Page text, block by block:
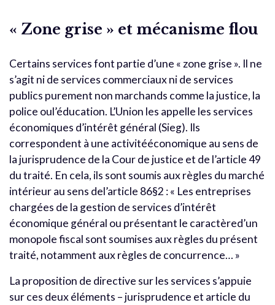
« Zone grise » et mécanisme flou
Certains services font partie d’une « zone grise ». Il ne
s’agit ni de services commerciaux ni de services
publics purement non marchands comme la justice, la
police oul’éducation. L’Union les appelle les services
économiques d’intérêt général (Sieg). Ils
correspondent à une activitééconomique au sens de
la jurisprudence de la Cour de justice et de l’article 49
du traité. En cela, ils sont soumis aux règles du marché
intérieur au sens del’article 86§2 : « Les entreprises
chargées de la gestion de services d’intérêt
économique général ou présentant le caractèred’un
monopole fiscal sont soumises aux règles du présent
traité, notamment aux règles de concurrence… »
La proposition de directive sur les services s’appuie
sur ces deux éléments – jurisprudence et article du